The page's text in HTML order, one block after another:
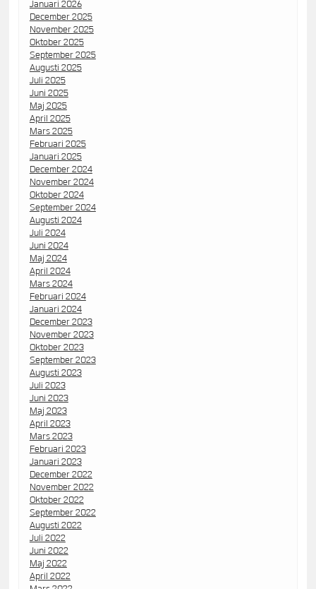
Januari 2026
December 2025
November 2025
Oktober 2025
September 2025
Augusti 2025
Juli 2025
Juni 2025
Maj 2025
April 2025
Mars 2025
Februari 2025
Januari 2025
December 2024
November 2024
Oktober 2024
September 2024
Augusti 2024
Juli 2024
Juni 2024
Maj 2024
April 2024
Mars 2024
Februari 2024
Januari 2024
December 2023
November 2023
Oktober 2023
September 2023
Augusti 2023
Juli 2023
Juni 2023
Maj 2023
April 2023
Mars 2023
Februari 2023
Januari 2023
December 2022
November 2022
Oktober 2022
September 2022
Augusti 2022
Juli 2022
Juni 2022
Maj 2022
April 2022